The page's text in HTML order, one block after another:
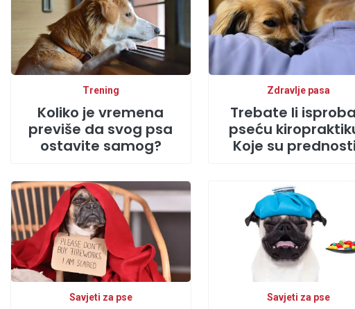
Trening
Koliko je vremena
previše da svog psa
ostavite samog?
Zdravlje pasa
Trebate li
pseću
Koje su
Savjeti za pse Savjeti za pse